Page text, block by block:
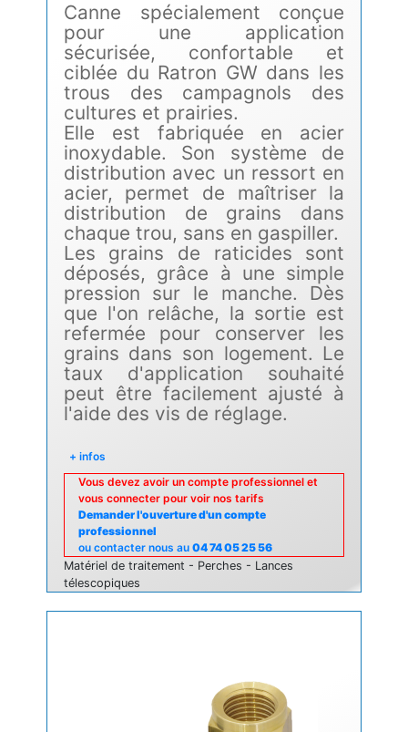
Canne spécialement conçue
pour une application
sécurisée, confortable et
ciblée du Ratron GW dans les
trous des campagnols des
cultures et prairies.
Elle est fabriquée en acier
inoxydable. Son système de
distribution avec un ressort en
acier, permet de maîtriser la
distribution de grains dans
chaque trou, sans en gaspiller.
Les grains de raticides sont
déposés, grâce à une simple
pression sur le manche. Dès
que l'on relâche, la sortie est
refermée pour conserver les
grains dans son logement. Le
taux d'application souhaité
peut être facilement ajusté à
l'aide des vis de réglage.
+ infos
Vous devez avoir un compte professionnel et
vous connecter pour voir nos tarifs
Demander l'ouverture d'un compte
professionnel
ou contacter nous au 04 74 05 25 56
Matériel de traitement - Perches - Lances
télescopiques